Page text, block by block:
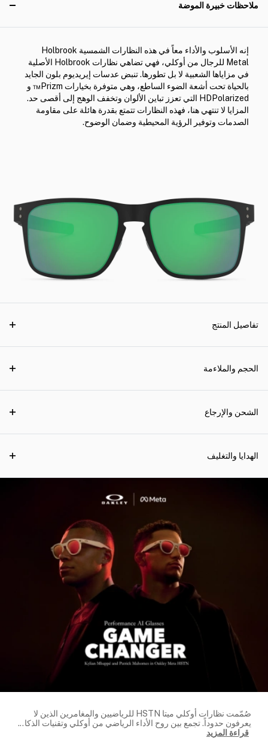
ملاحظات خبيرة الموضة
إنه الأسلوب والأداء معاً في هذه النظارات الشمسية Holbrook
Metal للرجال من أوكلي، فهي تضاهي نظارات Holbrook الأصلية
في مزاياها الشعبية لا بل تطورها. تنبض عدسات إيريديوم بلون الجايد
بالحياة تحت أشعة الضوء الساطع، وهي متوفرة بخيارات Prizm™ و
HDPolarized التي تعزز تباين الألوان وتخفف الوهج إلى أقصى حد.
المزايا لا تنتهي هنا، فهذه النظارات تتمتع بقدرة هائلة على مقاومة
الصدمات وتوفير الرؤية المحيطية وضمان الوضوح.
تفاصيل المنتج
الحجم والملاءمة
الشحن والإرجاع
الهدايا والتغليف
صُمّمت نظارات أوكلي ميتا HSTN للرياضيين والمغامرين الذين لا
يعرفون حدوداً. تجمع بين روح الأداء الرياضي من أوكلي وتقنيات الذكا...
قراءة المزيد